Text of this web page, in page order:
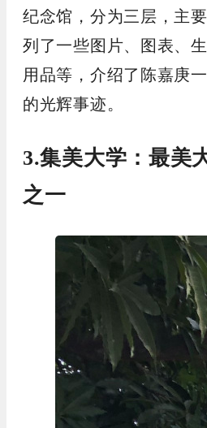
纪念馆，分为三层，主
列了一些图片、图表、
用品等，介绍了陈嘉庚
的光辉事迹。
3.集美大学：最美
之一